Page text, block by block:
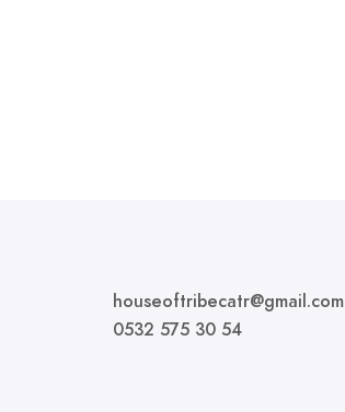
houseoftribecatr@gmail.com
0532 575 30 54